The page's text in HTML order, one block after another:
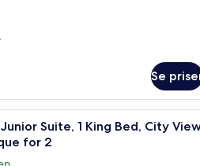
Se
En stor säng med ett vitt
Suite, 1 King Bed, City
for 2